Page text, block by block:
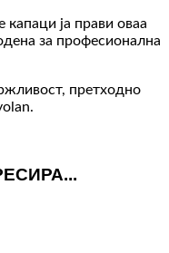
ја прави оваа
за професионална
претходно